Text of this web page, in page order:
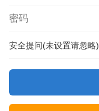
安全提问(未设置请忽略)